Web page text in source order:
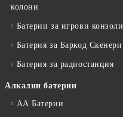
колони
Батерии за игрови конзоли
Батерия за Баркод Скенери
Батерия за радиостанция
Алкални батерии
АА Батерии